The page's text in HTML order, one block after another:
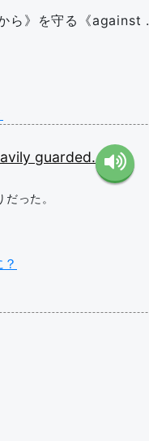
ら》を守る《
guarded.
った。